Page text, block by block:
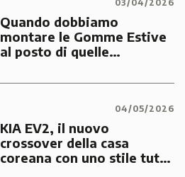
03/04/2026
Quando dobbiamo
montare le Gomme Estive
al posto di quelle
04/05/2026
KIA EV2, il nuovo
crossover della casa
coreana con uno stile tutto